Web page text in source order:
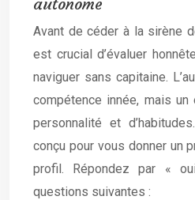
Avant de céder à la sirène
est crucial d’évaluer
naviguer sans capitaine.
compétence innée, mais
personnalité et
conçu pour vous donner un
profil. Répondez par «
questions suivantes :